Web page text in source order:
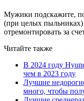
Мужики подскажите,
(при целых
отремонтировать за
Читайте также
В 2024 году
чем в 2023 году
Лучшие
много, чтобы